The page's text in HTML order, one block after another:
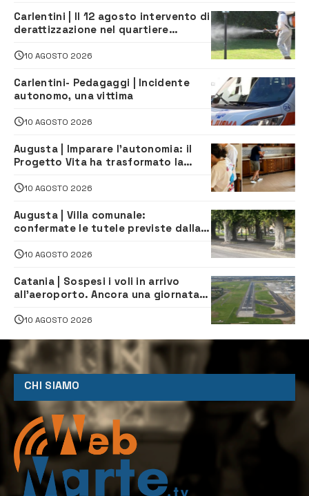
Carlentini | Il 12 agosto intervento di
derattizzazione nel quartiere
10 AGOSTO 2026
Carlentini- Pedagaggi | Incidente
autonomo, una vittima
10 AGOSTO 2026
Augusta | Imparare l’autonomia: il
Progetto Vita ha trasformato la
indipendenza
10 AGOSTO 2026
Augusta | Villa comunale:
confermate le tutele previste dalla
10 AGOSTO 2026
Catania | Sospesi i voli in arrivo
all’aeroporto. Ancora una giornata
10 AGOSTO 2026
CHI SIAMO